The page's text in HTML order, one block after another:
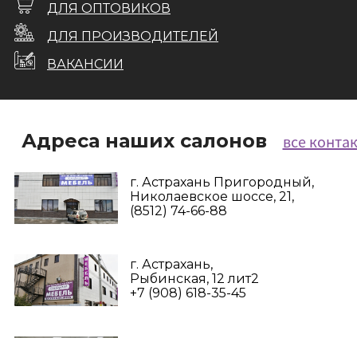
ДЛЯ ОПТОВИКОВ
ДЛЯ ПРОИЗВОДИТЕЛЕЙ
ВАКАНСИИ
Адреса наших салонов все
г. Астрахань Пригородный,
Николаевское шоссе, 21,
(8512) 74-66-88
г. Астрахань,
Рыбинская, 12 лит2
+7 (908) 618-35-45‬